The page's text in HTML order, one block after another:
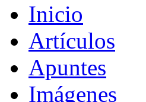
Inicio
Artículos
Apuntes
Imágenes